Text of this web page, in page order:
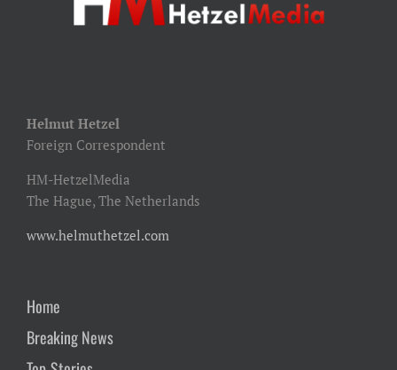
Helmut Hetzel
Foreign Correspondent
HM-HetzelMedia
The Hague, The Netherlands
www.helmuthetzel.com
Home
Breaking News